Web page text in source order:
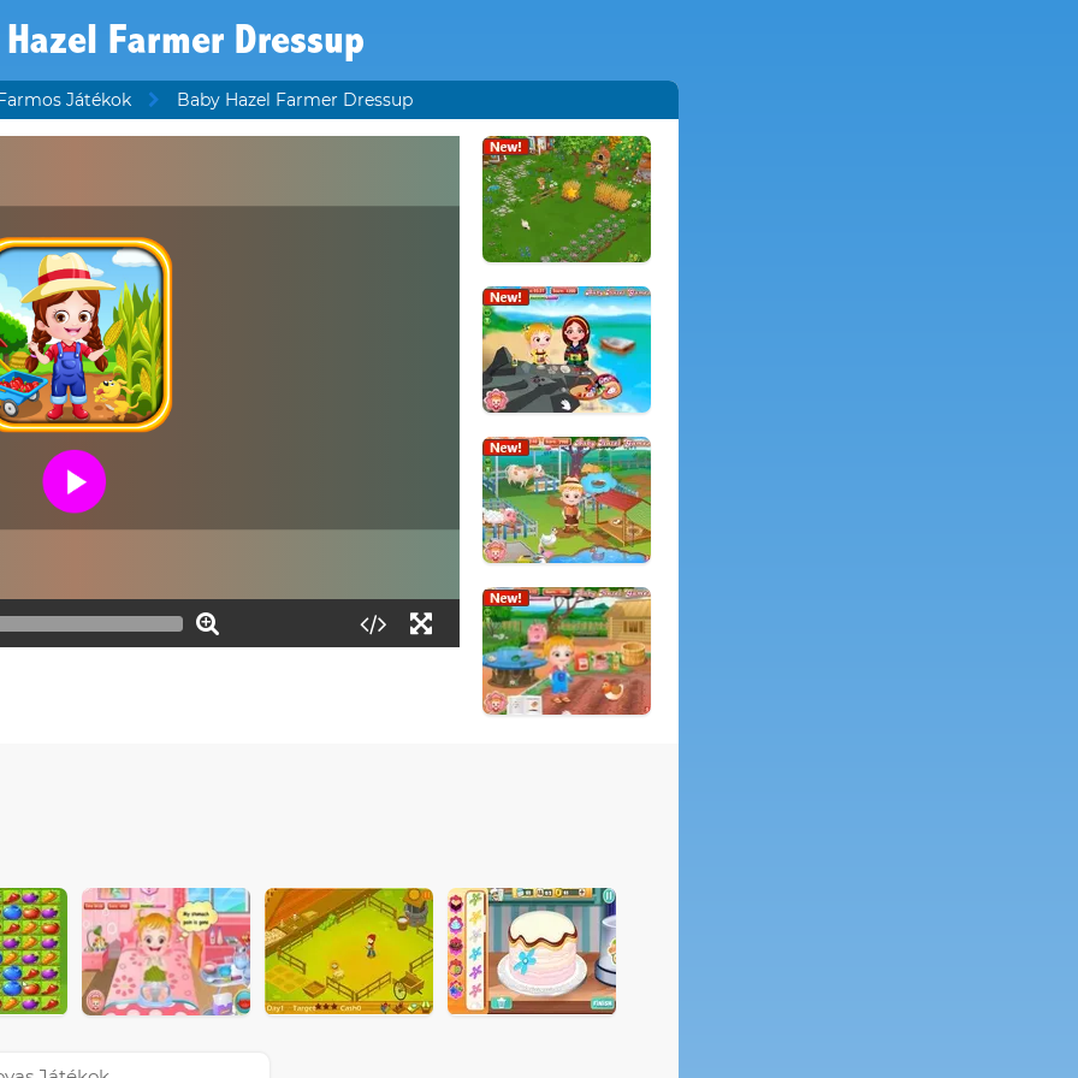
Farmer Dressup
Játékok Baby Hazel Farmer Dressup